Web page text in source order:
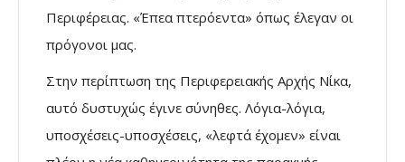
Περιφέρειας. «Έπεα πτερόεντα» όπως έλεγαν οι
πρόγονοι μας.
Στην περίπτωση της Περιφερειακής Αρχής Νίκα,
αυτό δυστυχώς έγινε σύνηθες. Λόγια-λόγια,
υποσχέσεις-υποσχέσεις, «λεφτά έχομεν» είναι